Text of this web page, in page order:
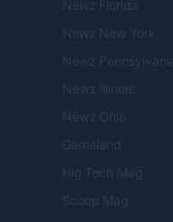
Newz Florida
Newz New York
Newz Pennsylvania
Newz Illinois
Newz Ohio
Gameland
Hig Tech Mag
Scoop Mag